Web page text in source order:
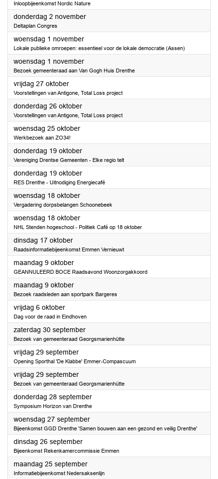
Inloopbijeenkomst Nordic Nature
donderdag 2 november2023
Deltaplan Congres
woensdag 1 november2023
Lokale publieke omroepen: essentieel voor de lokale democratie (Assen)
woensdag 1 november2023
Bezoek gemeenteraad aan Van Gogh Huis Drenthe
vrijdag 27 oktober2023
Voorstellingen van Antigone, Total Loss project
donderdag 26 oktober2023
Voorstellingen van Antigone, Total Loss project
woensdag 25 oktober2023
Werkbezoek aan ZO34!
donderdag 19 oktober2023
Vereniging Drentse Gemeenten - Elke regio telt
donderdag 19 oktober2023
RES Drenthe - Uitnodiging Energiecafé
woensdag 18 oktober2023
Vergadering dorpsbelangen Schoonebeek
woensdag 18 oktober2023
NHL Stenden hogeschool - Politiek Café op 18 oktober
dinsdag 17 oktober2023
Raadsinformatiebijeenkomst Emmen Vernieuwt
maandag 9 oktober2023
GEANNULEERD BOCE Raadsavond Woonzorgakkoord
maandag 9 oktober2023
Bezoek raadsleden aan sportpark Bargeres
vrijdag 6 oktober2023
Dag voor de raad in Eindhoven
zaterdag 30 september2023
Bezoek van gemeenteraad Georgsmarienhütte
vrijdag 29 september2023
Opening Sporthal 'De Klabbe' Emmer-Compascuum
vrijdag 29 september2023
Bezoek van gemeenteraad Georgsmarienhütte
donderdag 28 september2023
Symposium Horizon van Drenthe
woensdag 27 september2023
Bijeenkomst GGD Drenthe 'Samen bouwen aan een gezond en veilig Drenthe'
dinsdag 26 september2023
Bijeenkomst Rekenkamercommissie Emmen
maandag 25 september2023
Informatiebijeenkomst Nedersaksenlijn